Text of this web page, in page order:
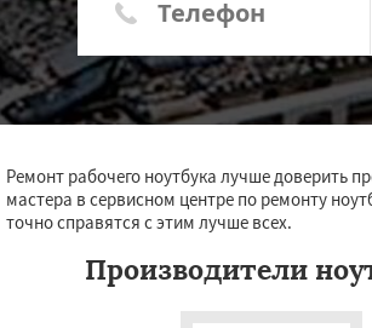
Ремонт рабочего ноутбука лучше доверить
мастера в сервисном центре по ремонту
точно справятся с этим лучше всех.
Производители